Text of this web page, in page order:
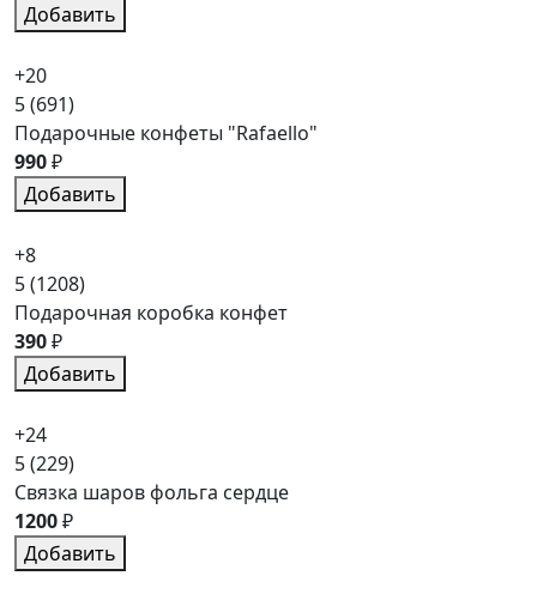
Добавить
+20
5(691)
Подарочные конфеты "Rafaello"
990₽
Добавить
+8
5(1208)
Подарочная коробка конфет
390₽
Добавить
+24
5(229)
Связка шаров фольга сердце
1200₽
Добавить